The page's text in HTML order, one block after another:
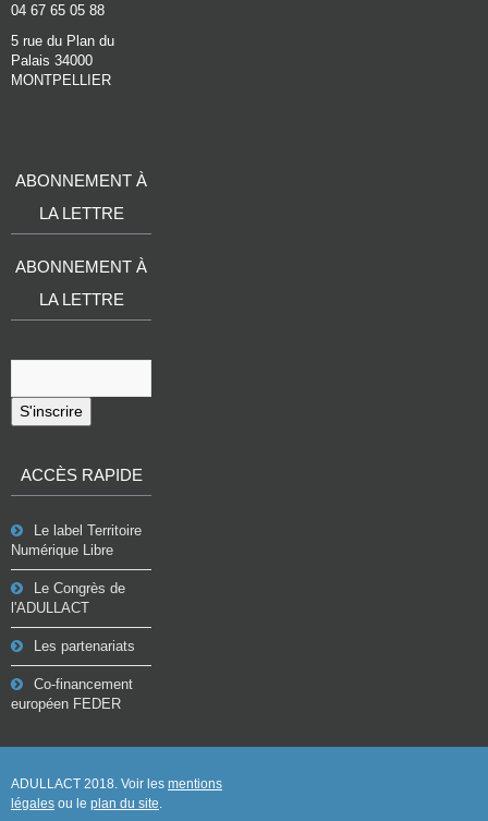
04 67 65 05 88
5 rue du Plan du
Palais 34000
MONTPELLIER
ABONNEMENT À
LA LETTRE
ABONNEMENT À
LA LETTRE
S'inscrire
ACCÈS RAPIDE
Le label Territoire
Numérique Libre
Le Congrès de
l'ADULLACT
Les partenariats
Co-financement
européen FEDER
ADULLACT 2018. Voir les mentions
légales ou le plan du site